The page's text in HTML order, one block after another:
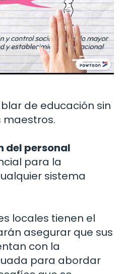
de educación sin
maestros.
personal
para la
sistema
locales tienen el
asegurar que sus
con la
para abordar